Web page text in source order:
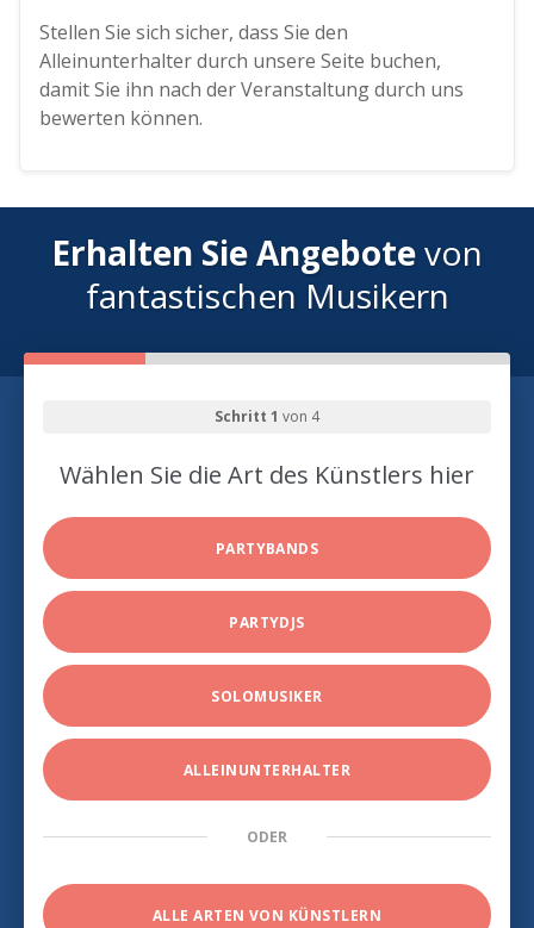
Stellen Sie sich sicher, dass Sie den
Alleinunterhalter durch unsere Seite buchen,
damit Sie ihn nach der Veranstaltung durch uns
bewerten können.
Erhalten Sie Angebotevon
fantastischen Musikern
Schritt 1 von 4
Wählen Sie die Art des Künstlers hier
PARTYBANDS
PARTYDJS
SOLOMUSIKER
ALLEINUNTERHALTER
ODER
ALLE ARTEN VON KÜNSTLERN